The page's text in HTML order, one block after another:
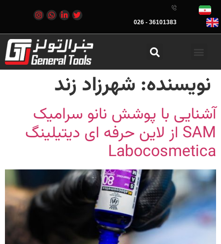
36101383 - 026
نویسنده: شهرزاد زند
آشنایی با پوشش نانو سرامیک
SAM از لاین حرفه ای دیتیلینگ
Labocosmetica